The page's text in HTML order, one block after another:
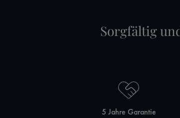
Sorgfältig
5 Jahre Garantie